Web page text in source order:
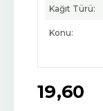
Kağıt Türü:
Konu:
19,60